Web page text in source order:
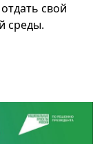
свой
среды.